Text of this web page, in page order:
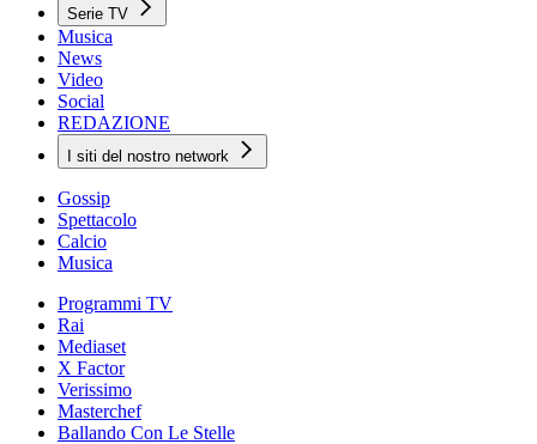
Serie TV
Musica
News
Video
Social
REDAZIONE
I siti del nostro network
Gossip
Spettacolo
Calcio
Musica
Programmi TV
Rai
Mediaset
X Factor
Verissimo
Masterchef
Ballando Con Le Stelle